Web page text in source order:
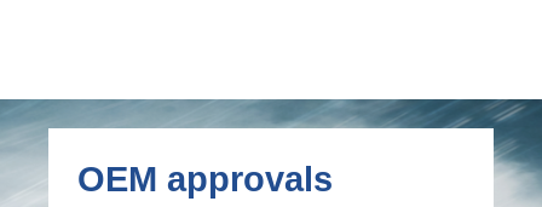
OEM approvals